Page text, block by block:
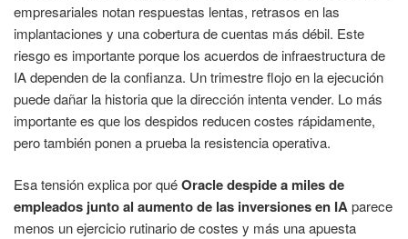
empresariales notan respuestas lentas, retrasos en las
implantaciones y una cobertura de cuentas más débil. Este
riesgo es importante porque los acuerdos de infraestructura de
IA dependen de la confianza. Un trimestre flojo en la ejecución
puede dañar la historia que la dirección intenta vender. Lo más
importante es que los despidos reducen costes rápidamente,
pero también ponen a prueba la resistencia operativa.
Esa tensión explica por quéOracle despide a miles de
empleados junto al aumento de las inversiones en IAparece
menos un ejercicio rutinario de costes y más una apuesta